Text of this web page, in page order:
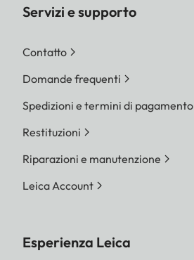
Servizi e supporto
Contatto
Domande frequenti
Spedizioni e termini di pagamento
Restituzioni
Riparazioni e manutenzione
Leica Account
Esperienza Leica